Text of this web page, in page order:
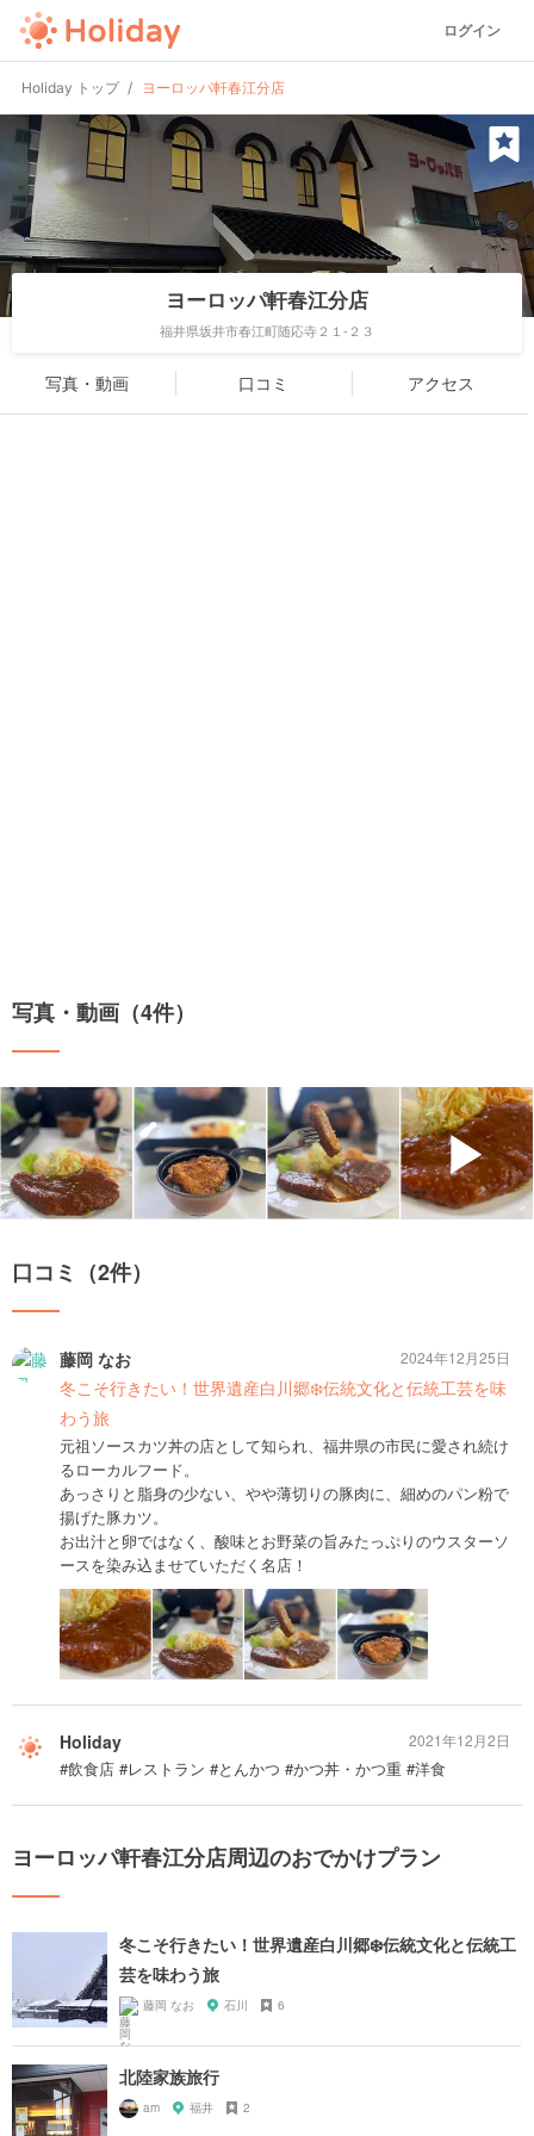
ログイン
Holiday トップ ヨーロッパ軒春江分店
ヨーロッパ軒春江分店
福井県坂井市春江町随応寺２１-２３
写真・動画 口コミ アクセス
写真・動画（4件）
▶
口コミ（2件）
藤岡 なお
冬こそ行きたい！世界遺産白川郷❄️伝統文化と伝統工芸を味
わう旅
元祖ソースカツ丼の店として知られ、福井県の市民に愛され続け
るローカルフード。
あっさりと脂身の少ない、やや薄切りの豚肉に、細めのパン粉で
揚げた豚カツ。
お出汁と卵ではなく、酸味とお野菜の旨みたっぷりのウスターソ
ースを染み込ませていただく名店！
2024年12月25日
Holiday
#飲食店 #レストラン #とんかつ #かつ丼・かつ重 #洋食
2021年12月2日
ヨーロッパ軒春江分店周辺のおでかけプラン
冬こそ行きたい！世界遺産白川郷❄️伝統文化と伝統工
芸を味わう旅
藤岡 なお 石川 6
北陸家族旅行
am 福井 2